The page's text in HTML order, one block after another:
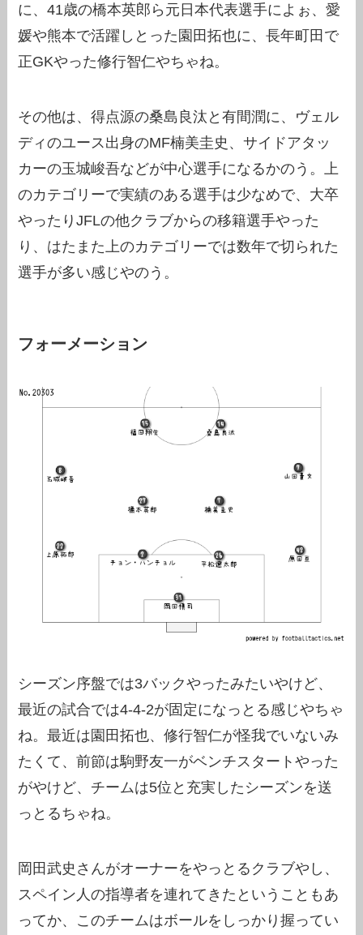
に、41歳の橋本英郎ら元日本代表選手によぉ、愛
媛や熊本で活躍しとった園田拓也に、長年町田で
正GKやった修行智仁やちゃね。
その他は、得点源の桑島良汰と有間潤に、ヴェル
ディのユース出身のMF楠美圭史、サイドアタッ
カーの玉城峻吾などが中心選手になるかのう。上
のカテゴリーで実績のある選手は少なめで、大卒
やったりJFLの他クラブからの移籍選手やった
り、はたまた上のカテゴリーでは数年で切られた
選手が多い感じやのう。
フォーメーション
シーズン序盤では3バックやったみたいやけど、
最近の試合では4-4-2が固定になっとる感じやちゃ
ね。最近は園田拓也、修行智仁が怪我でいないみ
たくて、前節は駒野友一がベンチスタートやった
がやけど、チームは5位と充実したシーズンを送
っとるちゃね。
岡田武史さんがオーナーをやっとるクラブやし、
スペイン人の指導者を連れてきたということもあ
ってか、このチームはボールをしっかり握ってい